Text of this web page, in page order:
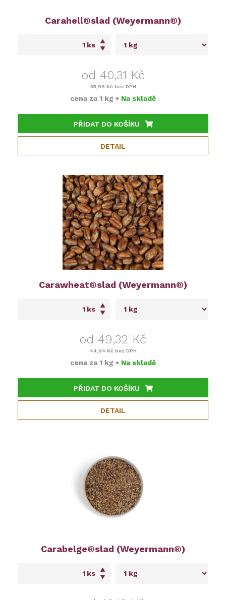
Carahell®slad (Weyermann®)
ks
od 40,31 Kč
35,99 Kč bez DPH
cena za 1 kg • Na skladě
PŘIDAT DO KOŠÍKU
DETAIL
Carawheat®slad (Weyermann®)
ks
od 49,32 Kč
44,04 Kč bez DPH
cena za 1 kg • Na skladě
PŘIDAT DO KOŠÍKU
DETAIL
Carabelge®slad (Weyermann®)
ks